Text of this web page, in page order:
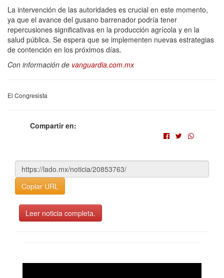
La intervención de las autoridades es crucial en este momento,
ya que el avance del gusano barrenador podría tener
repercusiones significativas en la producción agrícola y en la
salud pública. Se espera que se implementen nuevas estrategias
de contención en los próximos días.
Con información de vanguardia.com.mx
El Congresista
Compartir en:
Copiar URL
Leer noticia completa.